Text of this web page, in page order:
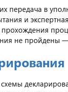
передача в
и
не пройдены